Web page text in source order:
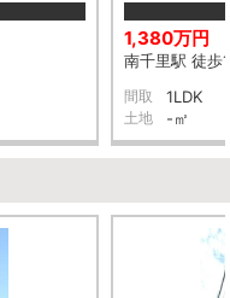
1,380万円
南千里駅 徒歩
間取 1LDK
土地 -㎡